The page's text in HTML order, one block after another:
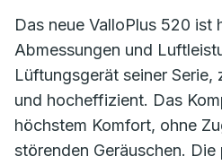
Das neue ValloPlus 520 ist
Abmessungen und
Lüftungsgerät seiner Serie,
und hocheffizient. Das
höchstem Komfort, ohne
störenden Geräuschen. Die